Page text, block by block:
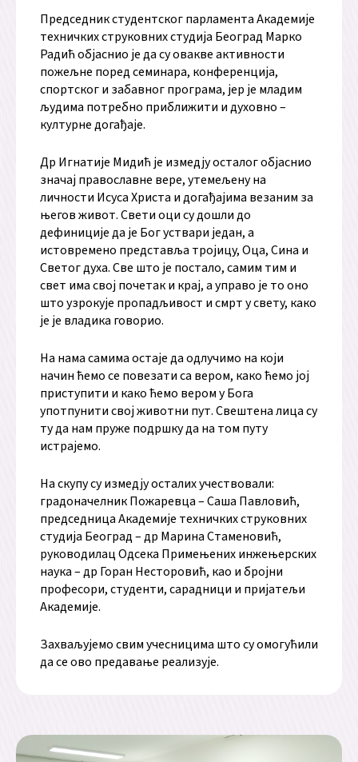
Председник студентског парламента Академије
техничких струковних студија Београд Марко
Радић објаснио је да су овакве активности
пожељне поред семинара, конференција,
спортског и забавног програма, јер је младим
људима потребно приближити и духовно –
културне догађаје.
Др Игнатије Мидић је измедју осталог објаснио
значај православне вере, утемељену на
личности Исуса Христа и догађајима везаним за
његов живот. Свети оци су дошли до
дефиниције да је Бог уствари један, а
истовремено представља тројицу, Оца, Сина и
Светог духа. Све што је постало, самим тим и
свет има свој почетак и крај, а управо је то оно
што узрокује пропадљивост и смрт у свету, како
је је владика говорио.
На нама самима остаје да одлучимо на који
начин ћемо се повезати са вером, како ћемо јој
приступити и како ћемо вером у Бога
употпунити свој животни пут. Свештена лица су
ту да нам пруже подршку да на том путу
истрајемо.
На скупу су измедју осталих учествовали:
градоначелник Пожаревца – Саша Павловић,
председница Академије техничких струковних
студија Београд – др Марина Стаменовић,
руководилац Одсека Примењених инжењерских
наука – др Горан Несторовић, као и бројни
професори, студенти, сарадници и пријатељи
Академије.
Захваљујемо свим учесницима што су омогућили
да се ово предавање реализује.